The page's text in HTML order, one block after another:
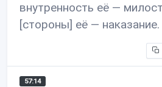
внутренность её —
[стороны] её — наказание.
57:14